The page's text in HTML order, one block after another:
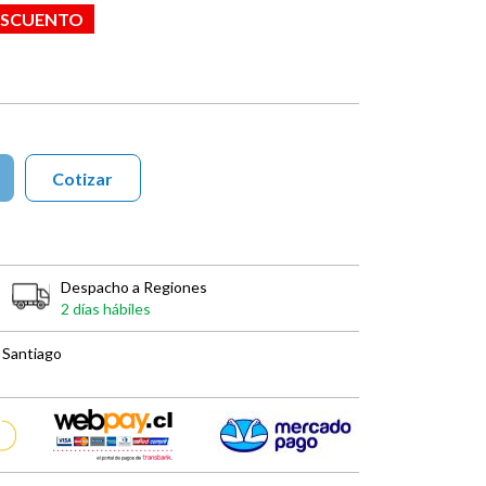
Cotizar
Despacho a Regiones
2 días hábiles